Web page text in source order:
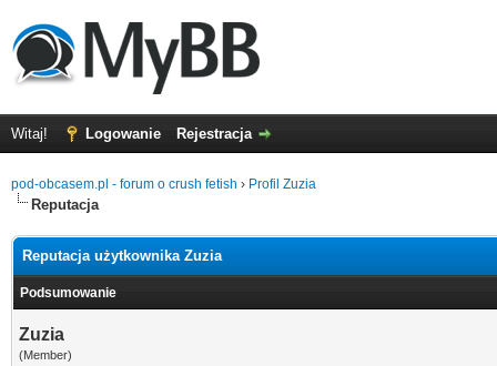
Witaj! Logowanie Rejestracja
pod-obcasem.pl - forum o crush fetish › Profil Zuzia
Reputacja
Reputacja użytkownika Zuzia
Podsumowanie
Zuzia
(Member)